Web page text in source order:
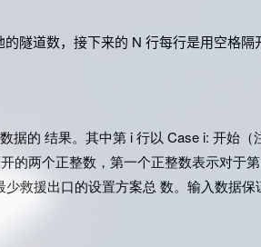
隧道数，接下来的 N 行每行是用空格隔
据的 结果。其中第i 行以 Case i: 开始（
的两个正整数，第一个正整数表示对于第
救援出口的设置方案总 数。输入数据保